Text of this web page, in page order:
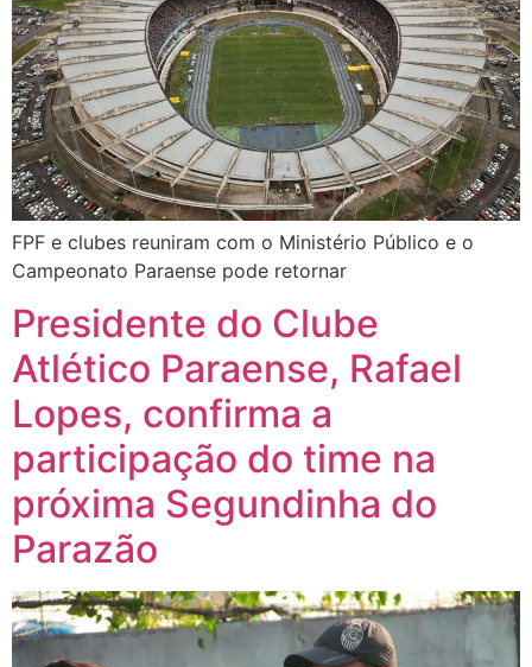
FPF e clubes reuniram com o Ministério Público e o
Campeonato Paraense pode retornar
Presidente do Clube
Atlético Paraense, Rafael
Lopes, confirma a
participação do time na
próxima Segundinha do
Parazão